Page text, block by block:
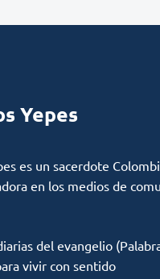
Yepes
es un sacerdote
en los medios de
del evangelio
vivir con sentido